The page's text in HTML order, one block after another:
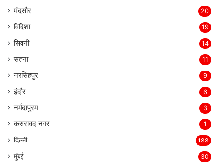
मंदसौर 20
विदिशा 19
सिवनी 14
सतना 11
नरसिंहपुर 9
इंदौर 6
नर्मदापुरम 3
कसरावद नगर 1
दिल्ली 188
मुंबई 30